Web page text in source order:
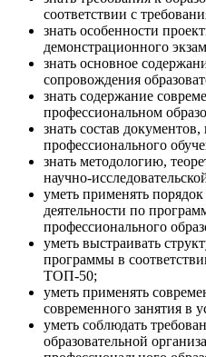
соответствии с
знать особенности
демонстрационного
знать основное
сопровождения
знать содержание
профессиональном
знать состав
профессионального
знать методологию,
научно-
уметь применять
деятельности по
профессионального
уметь выстраивать
программы в
ТОП-50;
уметь применять
современного занятия
уметь соблюдать
образовательной